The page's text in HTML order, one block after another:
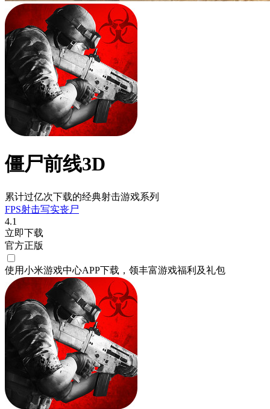
僵尸前线3D
累计过亿次下载的经典射击游戏系列
FPS射击写实丧尸
4.1
立即下载
官方正版
使用小米游戏中心APP下载 ，领丰富游戏福利 及礼包